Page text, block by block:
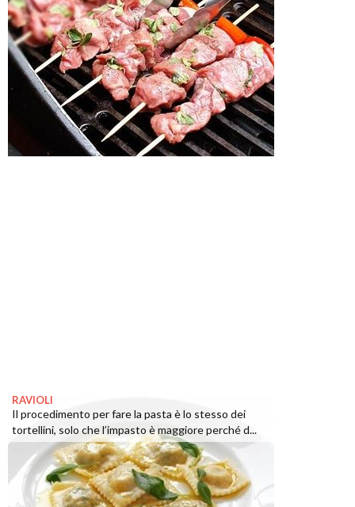
RAVIOLI
Il procedimento per fare la pasta è lo stesso dei
tortellini, solo che l’impasto è maggiore perché d...